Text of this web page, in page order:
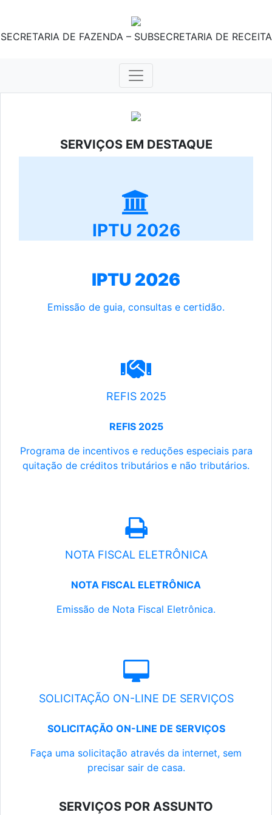
SECRETARIA DE FAZENDA – SUBSECRETARIA DE RECEITA
SERVIÇOS EM DESTAQUE
IPTU 2026
IPTU 2026
Emissão de guia, consultas e certidão.
REFIS 2025
REFIS 2025
Programa de incentivos e reduções especiais para
quitação de créditos tributários e não tributários.
NOTA FISCAL ELETRÔNICA
NOTA FISCAL ELETRÔNICA
Emissão de Nota Fiscal Eletrônica.
SOLICITAÇÃO ON-LINE DE SERVIÇOS
SOLICITAÇÃO ON-LINE DE SERVIÇOS
Faça uma solicitação através da internet, sem
precisar sair de casa.
SERVIÇOS POR ASSUNTO